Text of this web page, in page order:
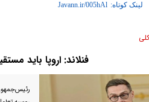
لینک کوتاه:
فنلاند: اروپا باید